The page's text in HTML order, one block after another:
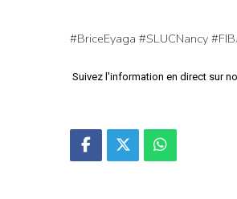
#BriceEyaga #SLUCNancy
Suivez l'information en direct sur